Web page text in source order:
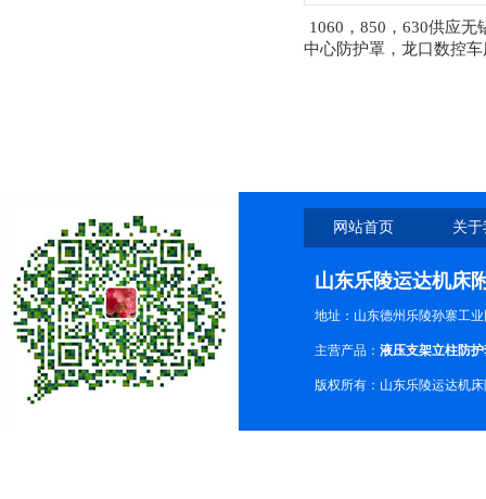
1060，850，630供应无
中心防护罩，龙口数控
网站首页 关
山东乐陵运达机床
地址：山东德州乐陵孙寨工
主营产品： 液压支架立柱防
版权所有：山东乐陵运达机